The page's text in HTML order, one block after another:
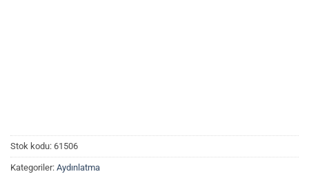
Stok kodu: 61506
Kategoriler: Aydınlatma